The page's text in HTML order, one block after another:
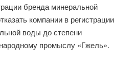
бренда минеральной
компании в регистрации
воды до степени
промыслу «Гжель».